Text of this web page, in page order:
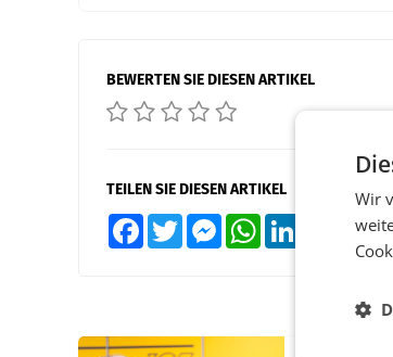
BEWERTEN SIE DIESEN ARTIKEL
TEILEN SIE DIESEN ARTIKEL
FacebookTwitter MessengerWhatsApp XING
Wir